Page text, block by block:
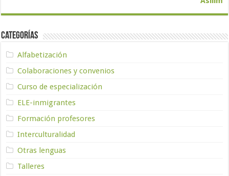
Categorías
Alfabetización
Colaboraciones y convenios
Curso de especialización
ELE-inmigrantes
Formación profesores
Interculturalidad
Otras lenguas
Talleres